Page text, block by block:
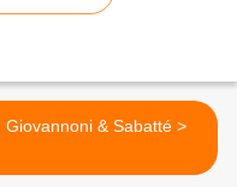
Giovannoni & Sabatté >